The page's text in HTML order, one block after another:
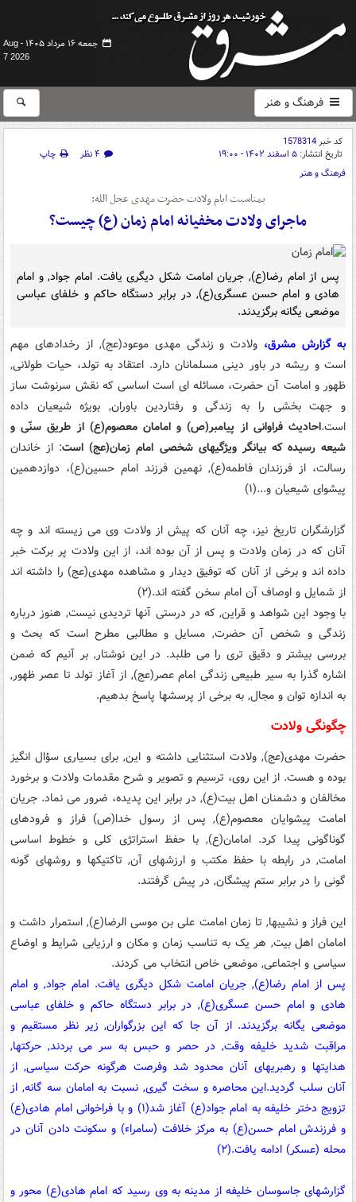
جمعه ۱۶ مرداد ۱۴۰۵ -
Aug
7 2026
فرهنگ و هنر
کد خبر1578314
تاریخ انتشار: ۵ اسفند ۱۴۰۲ - ۱۹:۰۰ ۴ نظر
چاپ
فرهنگ و هنر
بمناسبت ایام ولادت حضرت مهدی عجل الله:
ماجرای ولادت مخفیانه امام زمان (ع) چیست؟
پس از امام رضا(ع), جریان امامت شکل دیگری یافت. امام جواد, و امام
هادی و امام حسن عسگری(ع), در برابر دستگاه حاکم و خلفای عباسی
موضعی یگانه برگزیدند.
به گزارش مشرق، ولادت و زندگی مهدی موعود(عج), از رخدادهای مهم
است و ریشه در باور دینی مسلمانان دارد. اعتقاد به تولد، حیات طولانی,
ظهور و امامت آن حضرت، مسائله ای است اساسی که نقش سرنوشت ساز
و جهت بخشی را به زندگی و رفتاردین باوران, بویژه شیعیان داده
است.احادیث فراوانی از پیامبر(ص) و امامان معصوم(ع) از طریق سنّی و
شیعه رسیده که بیانگر ویژگیهای شخصی امام زمان(عج) است: از خاندان
رسالت، از فرزندان فاطمه(ع), نهمین فرزند امام حسین(ع)، دوازدهمین
پیشوای شیعیان و...(۱)
گزارشگران تاریخ نیز، چه آنان که پیش از ولادت وی می زیسته اند و چه
آنان که در زمان ولادت و پس از آن بوده اند، از این ولادت پر برکت خبر
داده اند و برخی از آنان که توفیق دیدار و مشاهده مهدی(عج) را داشته اند
از شمایل و اوصاف آن امام سخن گفته اند.(۲)
با وجود این شواهد و قراین, که در درستی آنها تردیدی نیست, هنوز درباره
زندگی و شخص آن حضرت, مسایل و مطالبی مطرح است که بحث و
بررسی بیشتر و دقیق تری را می طلبد. در این نوشتار, بر آنیم که ضمن
اشاره گذرا به سیر طبیعی زندگی امام عصر(عج), از آغاز تولد تا عصر ظهور,
به اندازه توان و مجال, به برخی از پرسشها پاسخ بدهیم.
چگونگی ولادت
حضرت مهدی(عج), ولادت استثنایی داشته و این, برای بسیاری سؤال انگیز
بوده و هست. از این روی، ترسیم و تصویر و شرح مقدمات ولادت و برخورد
مخالفان و دشمنان اهل بیت(ع), در برابر این پدیده، ضرور می نماد. جریان
امامت پیشوایان معصوم(ع), پس از رسول خدا(ص) فراز و فرودهای
گوناگونی پیدا کرد. امامان(ع), با حفظ استراتژی کلی و خطوط اساسی
امامت, در رابطه با حفظ مکتب و ارزشهای آن, تاکتیکها و روشهای گونه
گونی را در برابر ستم پیشگان, در پیش گرفتند.
این فراز و نشیبها, تا زمان امامت علی بن موسی الرضا(ع), استمرار داشت و
امامان اهل بیت, هر یک به تناسب زمان و مکان و ارزیابی شرایط و اوضاع
سیاسی و اجتماعی, موضعی خاص انتخاب می کردند.
پس از امام رضا(ع), جریان امامت شکل دیگری یافت. امام جواد, و امام
هادی و امام حسن عسگری(ع), در برابر دستگاه حاکم و خلفای عباسی
موضعی یگانه برگزیدند. از آن جا که این بزرگواران, زیر نظر مستقیم و
مراقبت شدید خلیفه وقت, در حصر و حبس به سر می بردند, حرکتها,
هدایتها و رهبریهای آنان محدود شد وفرصت هرگونه حرکت سیاسی, از
آنان سلب گردید.این محاصره و سخت گیری, نسبت به امامان سه گانه, از
تزویج دختر خلیفه به امام جواد(ع) آغاز شد(۱) و با فراخوانی امام هادی(ع)
و فرزندش امام حسن(ع) به مرکز خلافت (سامراء) و سکونت دادن آنان در
محله (عسکر) ادامه یافت.(۲)
گزارشهای جاسوسان خلیفه از مدینه به وی رسید که امام هادی(ع) محور و